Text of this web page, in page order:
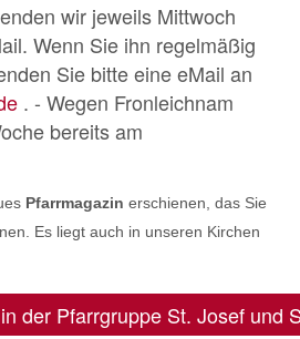
wir jeweils Mittwoch
Wenn Sie ihn regelmäßig
Sie bitte eine eMail an
. - Wegen Fronleichnam
bereits am
Pfarrmagazin erschienen, das Sie
Es liegt auch in unseren Kirchen
der Pfarrgruppe St. Josef und